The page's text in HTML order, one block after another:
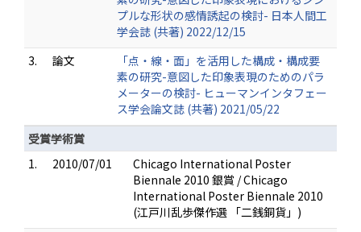
プルな形状の感情誘起の検討- 日本人間工
学会誌 (共著) 2022/12/15
3.
論文
「点・線・面」を活用した構成・構成要
素の研究-意図した印象表現のためのパラ
メーターの検討- ヒューマンインタフェー
ス学会論文誌 (共著) 2021/05/22
受賞学術賞
1.
2010/07/01
Chicago International Poster
Biennale 2010 銀賞 / Chicago
International Poster Biennale 2010
(江戸川乱歩傑作選 「二銭銅貨」)